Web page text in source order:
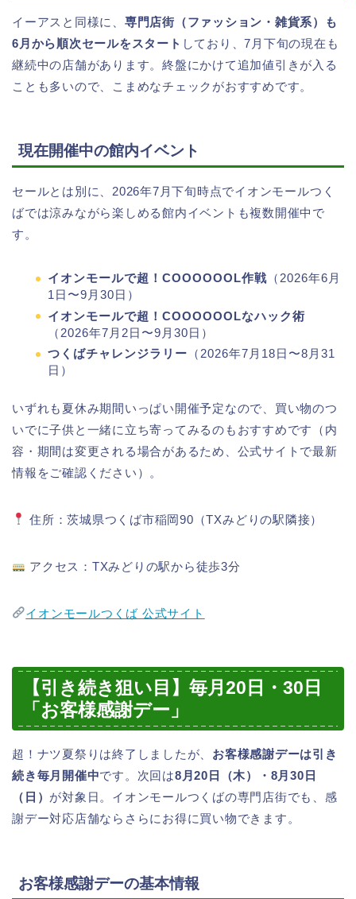
イーアスと同様に、 専門店街（ファッション・雑貨系）も
6月から順次セールをスタート しており、7月下旬の現在も
継続中の店舗があります。終盤にかけて追加値引きが入る
ことも多いので、こまめなチェックがおすすめです。
現在開催中の館内イベント
セールとは別に、2026年7月下旬時点でイオンモールつく
ばでは涼みながら楽しめる館内イベントも複数開催中で
す。
イオンモールで超！COOOOOOL作戦 （2026年6月
1日〜9月30日）
イオンモールで超！COOOOOOLなハック術
（2026年7月2日〜9月30日）
つくばチャレンジラリー （2026年7月18日〜8月31
日）
いずれも夏休み期間いっぱい開催予定なので、買い物のつ
いでに子供と一緒に立ち寄ってみるのもおすすめです（内
容・期間は変更される場合があるため、公式サイトで最新
情報をご確認ください）。
住所：茨城県つくば市稲岡90（TXみどりの駅隣接）
アクセス：TXみどりの駅から徒歩3分
イオンモールつくば 公式サイト
【引き続き狙い目】毎月20日・30日
「お客様感謝デー」
超！ナツ夏祭りは終了しましたが、 お客様感謝デーは引き
続き毎月開催中です。次回は8月20日（木）・8月30日
（日） が対象日。イオンモールつくばの専門店街でも、感
謝デー対応店舗ならさらにお得に買い物できます。
お客様感謝デーの基本情報